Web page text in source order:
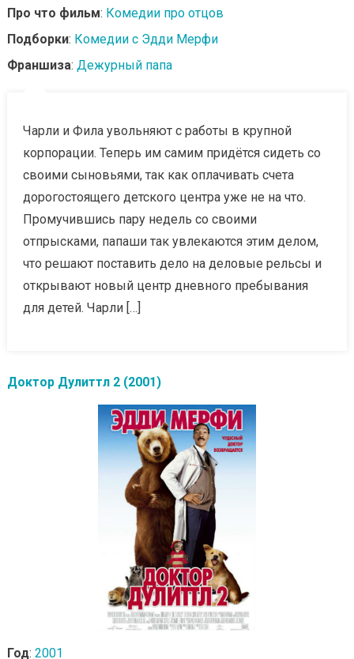
Про что фильм: Комедии про отцов
Подборки: Комедии с Эдди Мерфи
Франшиза: Дежурный папа
Чарли и Фила увольняют с работы в крупной
корпорации. Теперь им самим придётся сидеть со
своими сыновьями, так как оплачивать счета
дорогостоящего детского центра уже не на что.
Промучившись пару недель со своими
отпрысками, папаши так увлекаются этим делом,
что решают поставить дело на деловые рельсы и
открывают новый центр дневного пребывания
для детей. Чарли […]
Доктор Дулиттл 2 (2001)
Год: 2001